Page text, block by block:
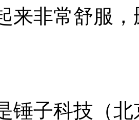
来非常舒服
锤子科技（